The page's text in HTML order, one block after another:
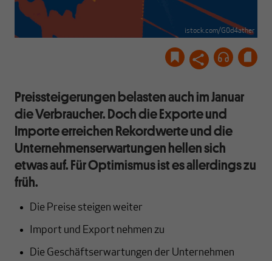
istock.com/G0d4ather
Preissteigerungen belasten auch im Januar
die Verbraucher. Doch die Exporte und
Importe erreichen Rekordwerte und die
Unternehmenserwartungen hellen sich
etwas auf. Für Optimismus ist es allerdings zu
früh.
Die Preise steigen weiter
Import und Export nehmen zu
Die Geschäftserwartungen der Unternehmen